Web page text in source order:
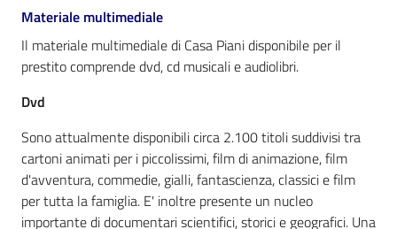
Casa
Archivio
storico
Decentrate
Materiale multimediale
Il materiale multimediale di Casa Piani disponibile per il
prestito comprende dvd, cd musicali e audiolibri.
Dvd
Sono attualmente disponibili circa 2.100 titoli suddivisi tra
cartoni animati per i piccolissimi, film di animazione, film
d'avventura, commedie, gialli, fantascienza, classici e film
per tutta la famiglia. E' inoltre presente un nucleo
importante di documentari scientifici, storici e geografici. Una